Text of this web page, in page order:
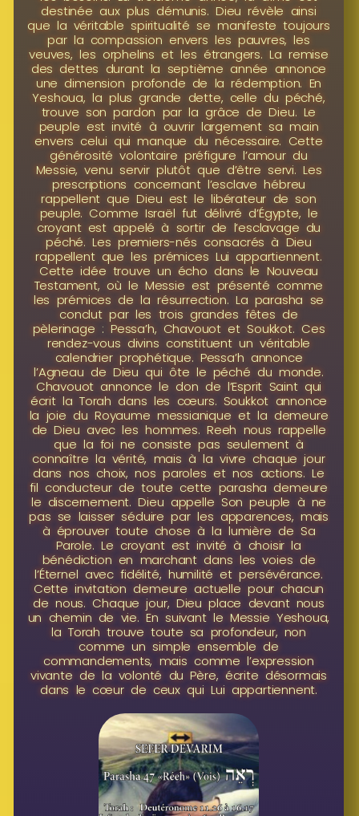
destinée aux plus démunis. Dieu révèle ainsi
que la véritable spiritualité se manifeste toujours
par la compassion envers les pauvres, les
veuves, les orphelins et les étrangers. La remise
des dettes durant la septième année annonce
une dimension profonde de la rédemption. En
Yeshoua, la plus grande dette, celle du péché,
trouve son pardon par la grâce de Dieu. Le
peuple est invité à ouvrir largement sa main
envers celui qui manque du nécessaire. Cette
générosité volontaire préfigure l’amour du
Messie, venu servir plutôt que d’être servi. Les
prescriptions concernant l’esclave hébreu
rappellent que Dieu est le libérateur de son
peuple. Comme Israël fut délivré d’Égypte, le
croyant est appelé à sortir de l’esclavage du
péché. Les premiers-nés consacrés à Dieu
rappellent que les prémices Lui appartiennent.
Cette idée trouve un écho dans le Nouveau
Testament, où le Messie est présenté comme
les prémices de la résurrection. La parasha se
conclut par les trois grandes fêtes de
pèlerinage : Pessa’h, Chavouot et Soukkot. Ces
rendez-vous divins constituent un véritable
calendrier prophétique. Pessa’h annonce
l’Agneau de Dieu qui ôte le péché du monde.
Chavouot annonce le don de l’Esprit Saint qui
écrit la Torah dans les cœurs. Soukkot annonce
la joie du Royaume messianique et la demeure
de Dieu avec les hommes. Reeh nous rappelle
que la foi ne consiste pas seulement à
connaître la vérité, mais à la vivre chaque jour
dans nos choix, nos paroles et nos actions. Le
fil conducteur de toute cette parasha demeure
le discernement. Dieu appelle Son peuple à ne
pas se laisser séduire par les apparences, mais
à éprouver toute chose à la lumière de Sa
Parole. Le croyant est invité à choisir la
bénédiction en marchant dans les voies de
l’Éternel avec fidélité, humilité et persévérance.
Cette invitation demeure actuelle pour chacun
de nous. Chaque jour, Dieu place devant nous
un chemin de vie. En suivant le Messie Yeshoua,
la Torah trouve toute sa profondeur, non
comme un simple ensemble de
commandements, mais comme l’expression
vivante de la volonté du Père, écrite désormais
dans le cœur de ceux qui Lui appartiennent.